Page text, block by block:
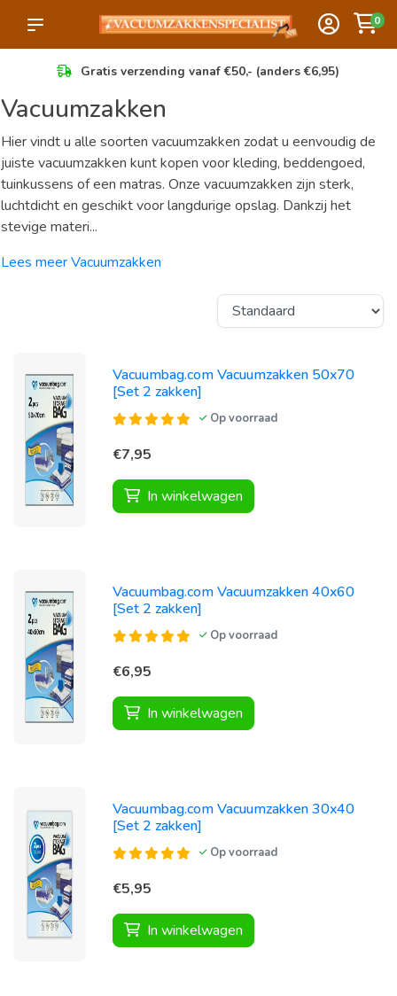
0
Gratis verzending vanaf €50,- (anders €6,95)
Vacuumzakken
Hier vindt u alle soorten vacuumzakken zodat u eenvoudig de
juiste vacuumzakken kunt kopen voor kleding, beddengoed,
tuinkussens of een matras. Onze vacuumzakken zijn sterk,
luchtdicht en geschikt voor langdurige opslag. Dankzij het
stevige materi...
Lees meer Vacuumzakken
Vacuumbag.com Vacuumzakken 50x70
[Set 2 zakken]
Op voorraad
€7,95
In winkelwagen
Vacuumbag.com Vacuumzakken 40x60
[Set 2 zakken]
Op voorraad
€6,95
In winkelwagen
Vacuumbag.com Vacuumzakken 30x40
[Set 2 zakken]
Op voorraad
€5,95
In winkelwagen